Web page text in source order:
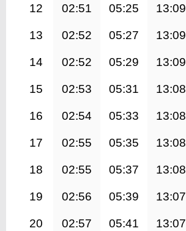
12 02:51 05:25 13:09
13 02:52 05:27 13:09
14 02:52 05:29 13:09
15 02:53 05:31 13:08
16 02:54 05:33 13:08
17 02:55 05:35 13:08
18 02:55 05:37 13:08
19 02:56 05:39 13:07
20 02:57 05:41 13:07